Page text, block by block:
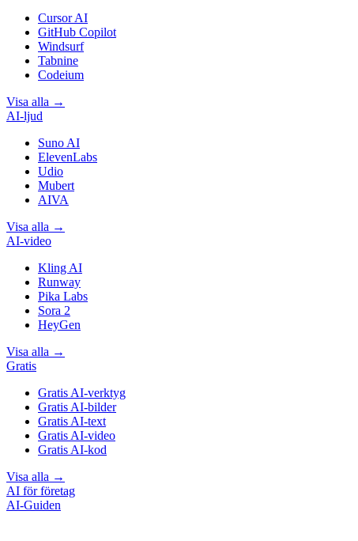
Cursor AI
GitHub Copilot
Windsurf
Tabnine
Codeium
Visa alla →
AI-ljud
Suno AI
ElevenLabs
Udio
Mubert
AIVA
Visa alla →
AI-video
Kling AI
Runway
Pika Labs
Sora 2
HeyGen
Visa alla →
Gratis
Gratis AI-verktyg
Gratis AI-bilder
Gratis AI-text
Gratis AI-video
Gratis AI-kod
Visa alla →
AI för företag
AI-Guiden